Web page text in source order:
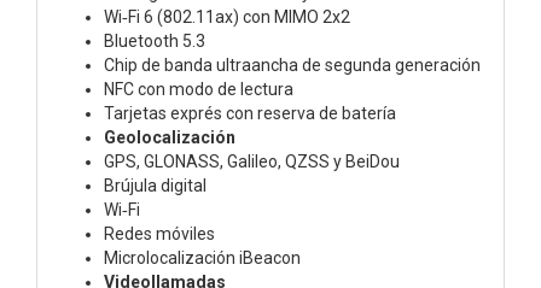
Wi‑Fi 6 (802.11ax) con MIMO 2x2
Bluetooth 5.3
Chip de banda ultraancha de segunda generación
NFC con modo de lectura
Tarjetas exprés con reserva de batería
Geolocalización
GPS, GLONASS, Galileo, QZSS y BeiDou
Brújula digital
Wi‑Fi
Redes móviles
Microlocalización iBeacon
Videollamadas